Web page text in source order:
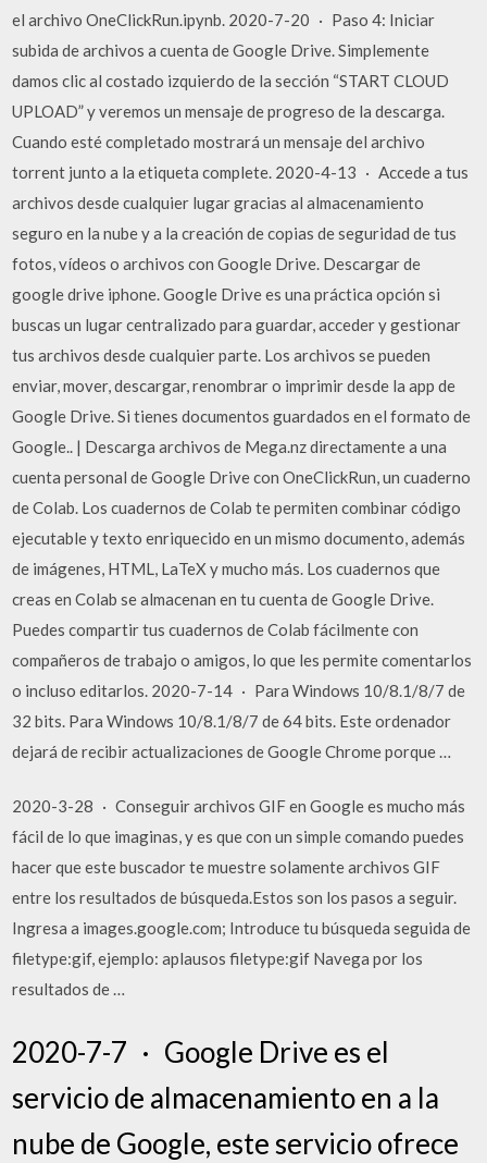
el archivo OneClickRun.ipynb. 2020-7-20 · Paso 4: Iniciar
subida de archivos a cuenta de Google Drive. Simplemente
damos clic al costado izquierdo de la sección “START CLOUD
UPLOAD” y veremos un mensaje de progreso de la descarga.
Cuando esté completado mostrará un mensaje del archivo
torrent junto a la etiqueta complete. 2020-4-13 · Accede a tus
archivos desde cualquier lugar gracias al almacenamiento
seguro en la nube y a la creación de copias de seguridad de tus
fotos, vídeos o archivos con Google Drive. Descargar de
google drive iphone. Google Drive es una práctica opción si
buscas un lugar centralizado para guardar, acceder y gestionar
tus archivos desde cualquier parte. Los archivos se pueden
enviar, mover, descargar, renombrar o imprimir desde la app de
Google Drive. Si tienes documentos guardados en el formato de
Google.. | Descarga archivos de Mega.nz directamente a una
cuenta personal de Google Drive con OneClickRun, un cuaderno
de Colab. Los cuadernos de Colab te permiten combinar código
ejecutable y texto enriquecido en un mismo documento, además
de imágenes, HTML, LaTeX y mucho más. Los cuadernos que
creas en Colab se almacenan en tu cuenta de Google Drive.
Puedes compartir tus cuadernos de Colab fácilmente con
compañeros de trabajo o amigos, lo que les permite comentarlos
o incluso editarlos. 2020-7-14 · Para Windows 10/8.1/8/7 de
32 bits. Para Windows 10/8.1/8/7 de 64 bits. Este ordenador
dejará de recibir actualizaciones de Google Chrome porque …
2020-3-28 · Conseguir archivos GIF en Google es mucho más
fácil de lo que imaginas, y es que con un simple comando puedes
hacer que este buscador te muestre solamente archivos GIF
entre los resultados de búsqueda.Estos son los pasos a seguir.
Ingresa a images.google.com; Introduce tu búsqueda seguida de
filetype:gif, ejemplo: aplausos filetype:gif Navega por los
resultados de …
2020-7-7 · Google Drive es el
servicio de almacenamiento en a la
nube de Google, este servicio ofrece